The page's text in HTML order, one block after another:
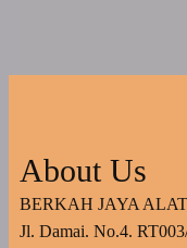
About Us
BERKAH JAYA
Jl. Damai. No.4.